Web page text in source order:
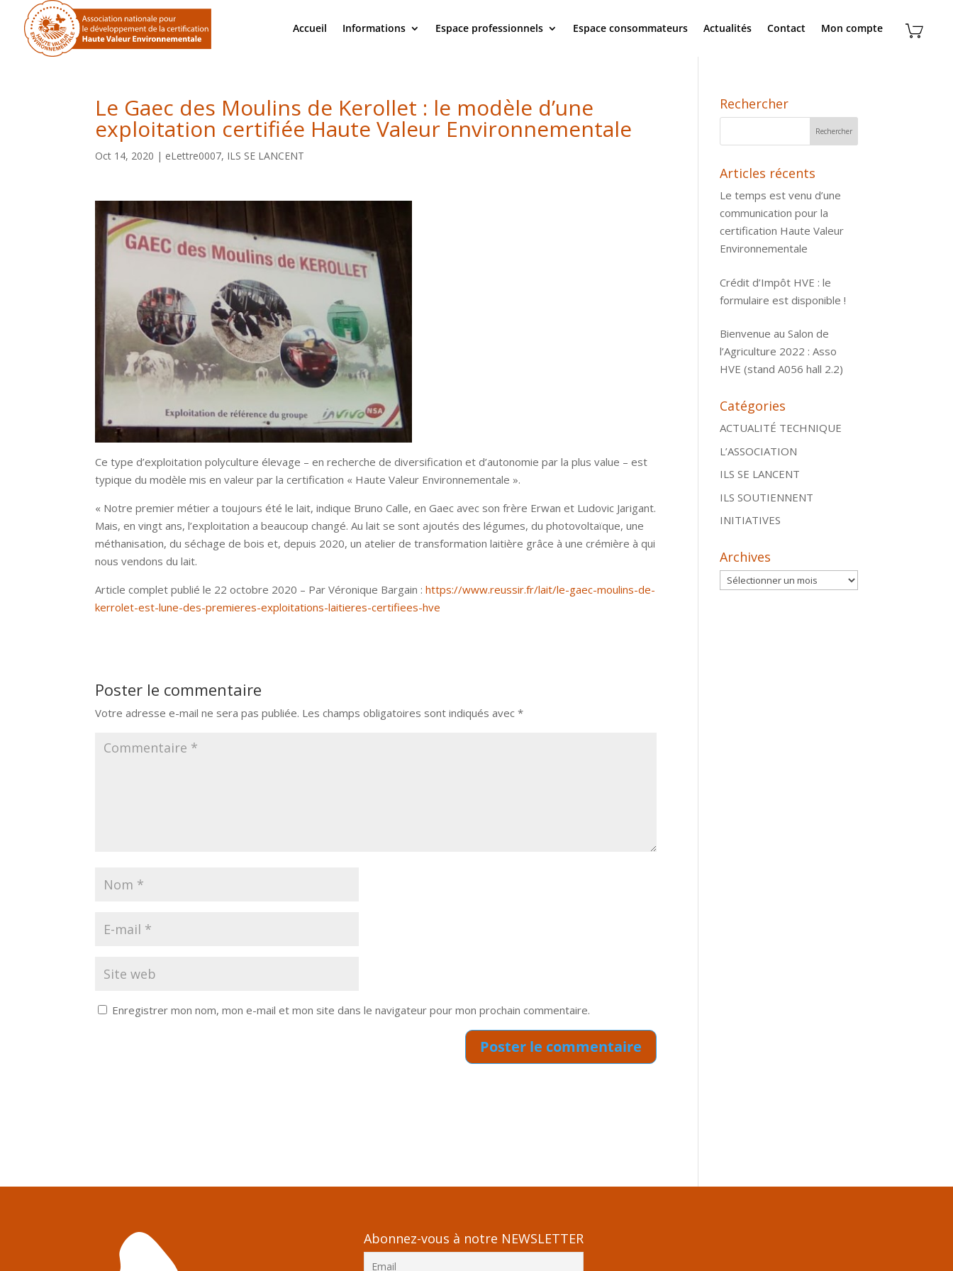
Accueil Informations Espace professionnels Espace consommateurs Actualités Contact Mon compte
Le Gaec des Moulins de Kerollet : le modèle d’une
exploitation certifiée Haute Valeur Environnementale
Oct 14, 2020 | eLettre0007, ILS SE LANCENT
Ce type d’exploitation polyculture élevage – en recherche de diversification et d’autonomie par la plus value – est
typique du modèle mis en valeur par la certification « Haute Valeur Environnementale ».
« Notre premier métier a toujours été le lait, indique Bruno Calle, en Gaec avec son frère Erwan et Ludovic Jarigant.
Mais, en vingt ans, l’exploitation a beaucoup changé. Au lait se sont ajoutés des légumes, du photovoltaïque, une
méthanisation, du séchage de bois et, depuis 2020, un atelier de transformation laitière grâce à une crémière à qui
nous vendons du lait.
Article complet publié le 22 octobre 2020 – Par Véronique Bargain :https://www.reussir.fr/lait/le-gaec-moulins-de-
kerrolet-est-lune-des-premieres-exploitations-laitieres-certifiees-hve
Poster le commentaire
Votre adresse e-mail ne sera pas publiée. Les champs obligatoires sont indiqués avec*
Enregistrer mon nom, mon e-mail et mon site dans le navigateur pour mon prochain commentaire.
Rechercher
Articles récents
Le temps est venu d’une
communication pour la
certification Haute Valeur
Environnementale
Crédit d’Impôt HVE : le
formulaire est disponible !
Bienvenue au Salon de
l’Agriculture 2022 : Asso
HVE (stand A056 hall 2.2)
Catégories
ACTUALITÉ TECHNIQUE
L’ASSOCIATION
ILS SE LANCENT
ILS SOUTIENNENT
INITIATIVES
Archives
Archives
Abonnez-vous à notre NEWSLETTER